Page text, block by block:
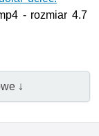
- rozmiar 4.7
↓